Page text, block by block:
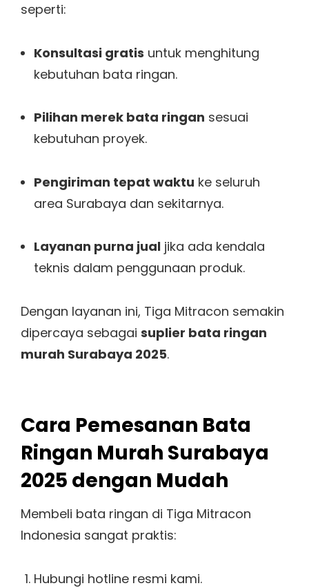
seperti:
Konsultasi gratis untuk menghitung
kebutuhan bata ringan.
Pilihan merek bata ringan sesuai
kebutuhan proyek.
Pengiriman tepat waktu ke seluruh
area Surabaya dan sekitarnya.
Layanan purna jualjika ada kendala
teknis dalam penggunaan produk.
Dengan layanan ini, Tiga Mitracon semakin
dipercaya sebagai suplier bata ringan
murah Surabaya 2025.
Cara Pemesanan Bata
Ringan Murah Surabaya
2025 dengan Mudah
Membeli bata ringan di Tiga Mitracon
Indonesia sangat praktis:
Hubungi hotline resmi kami.